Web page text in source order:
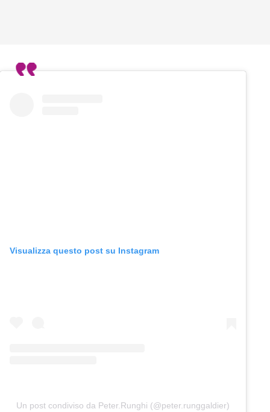
Visualizza questo post su Instagram
Un post condiviso da Peter.Runghi (@peter.runggaldier)